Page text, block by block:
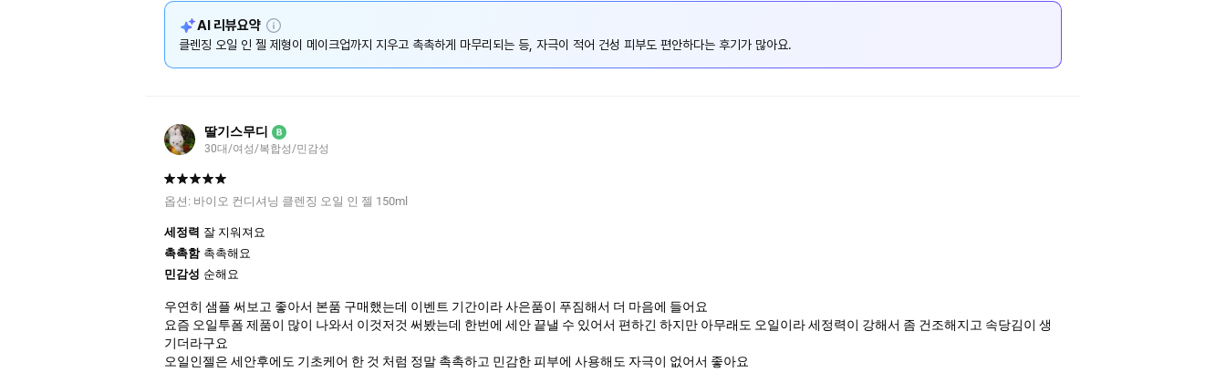
AI 리뷰요약 설
명
클렌징 오일 인 젤 제형이 메이크업까지 지우고 촉촉하게 마무리되는 등, 자극이 적어 건성 피부도 편안하다는 후기가 많아요.
딸기스무디 B
30대/여성/복합성/민감성
옵션: 바이오 컨디셔닝 클렌징 오일 인 젤 150ml
세정력 잘 지워져요
촉촉함 촉촉해요
민감성 순해요
우연히 샘플 써보고 좋아서 본품 구매했는데 이벤트 기간이라 사은품이 푸짐해서 더 마음에 들어요
요즘 오일투폼 제품이 많이 나와서 이것저것 써봤는데 한번에 세안 끝낼 수 있어서 편하긴 하지만 아무래도 오일이라 세정력이 강해서 좀 건조해지고 속당김이 생
기더라구요
오일인젤은 세안후에도 기초케어 한 것 처럼 정말 촉촉하고 민감한 피부에 사용해도 자극이 없어서 좋아요